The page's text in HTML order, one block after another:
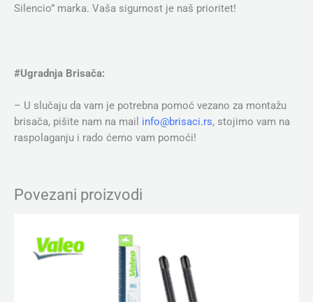
Silencio” marka. Vaša sigurnost je naš prioritet!
#Ugradnja Brisača:
– U slučaju da vam je potrebna pomoć vezano za montažu
brisača, pišite nam na mail info@brisaci.rs, stojimo vam na
raspolaganju i rado ćemo vam pomoći!
Povezani proizvodi